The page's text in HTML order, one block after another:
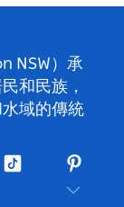
NSW）承
和民族，
域的傳統
抖